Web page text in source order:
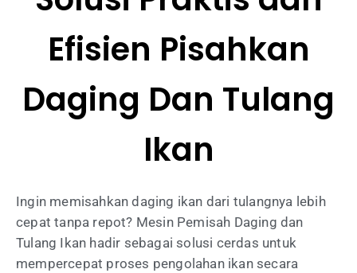
Efisien Pisahkan
Daging Dan Tulang
Ikan
Ingin memisahkan daging ikan dari tulangnya lebih
cepat tanpa repot? Mesin Pemisah Daging dan
Tulang Ikan hadir sebagai solusi cerdas untuk
mempercepat proses pengolahan ikan secara